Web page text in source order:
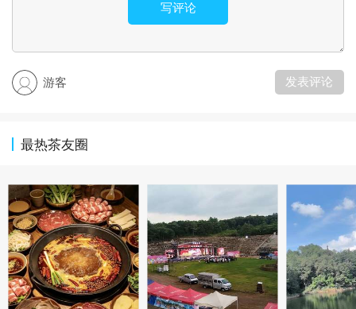
写评论
游客 发表评论
最热茶友圈